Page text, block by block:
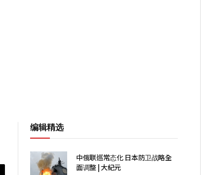
编辑精选
中俄联巡常态化 日本防卫战略全
面调整 | 大紀元